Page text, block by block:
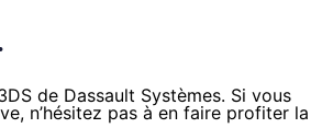
de Dassault Systèmes. Si vous
n’hésitez pas à en faire profiter la